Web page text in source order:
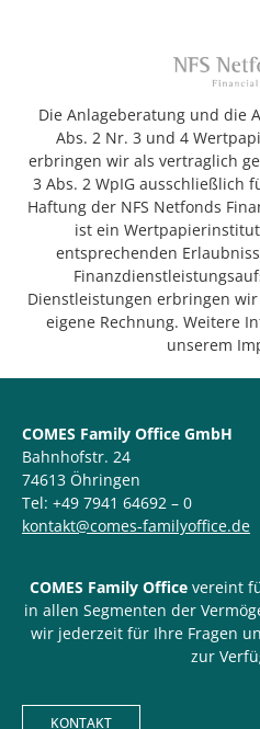
Die Anlageberatung und die
Abs. 2 Nr. 3 und 4
erbringen wir als vertraglich
3 Abs. 2 WpIG ausschließlich
Haftung der NFS Netfonds
ist ein
entsprechenden
Dienstleistungen erbringen
eigene Rechnung. Weitere
unserem
COMES Family Office GmbH
Bahnhofstr. 24
74613 Öhringen
Tel: +49 7941 64692 – 0
kontakt@comes-familyoffice.de
COMES Family Office vereint
in allen Segmenten der
wir jederzeit für Ihre Fragen
zur
KONTAKT